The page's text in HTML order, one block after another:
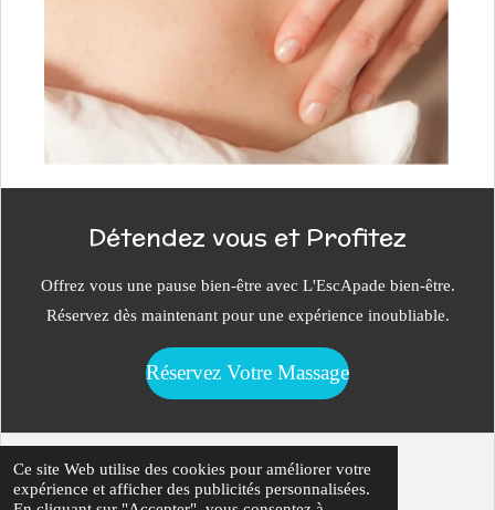
Ce site Web utilise des cookies pour améliorer votre
expérience et afficher des publicités personnalisées.
Détendez vous et Profitez
Offrez vous une pause bien-être avec L'EscApade bien-être.
Réservez dès maintenant pour une expérience inoubliable.
Réservez Votre Massage
© 2024 - 2026 L'EscApade bien-être
Propulsé parWebador